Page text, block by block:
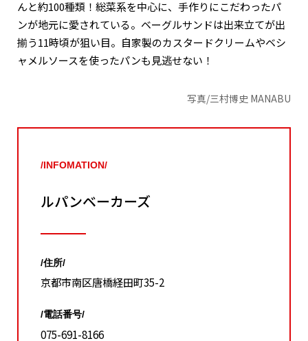
んと約100種類！総菜系を中心に、手作りにこだわったパ
ンが地元に愛されている。ベーグルサンドは出来立てが出
揃う11時頃が狙い目。自家製のカスタードクリームやベシ
ャメルソースを使ったパンも見逃せない！
写真/三村博史 MANABU
/INFOMATION/
ルパンベーカーズ
/住所/
京都市南区唐橋経田町35-2
/電話番号/
075-691-8166